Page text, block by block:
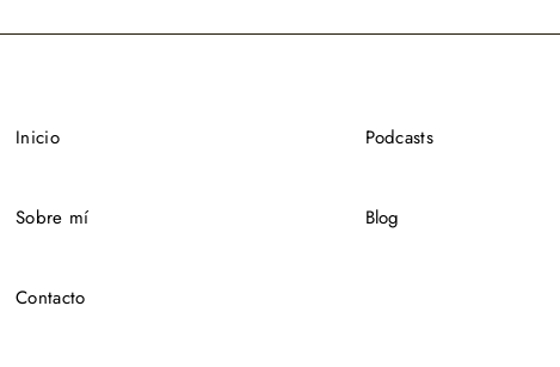
Inicio
Sobre mí
Contacto
Podcasts
Blog